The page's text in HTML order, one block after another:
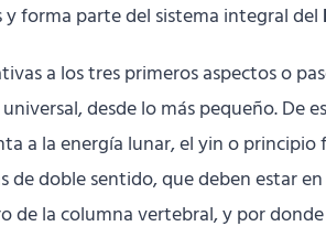
forma parte del sistema integral del
a los tres primeros aspectos o
desde lo más pequeño.
a la energía lunar, el yin o principio
doble sentido, que deben estar
de la columna vertebral, y por